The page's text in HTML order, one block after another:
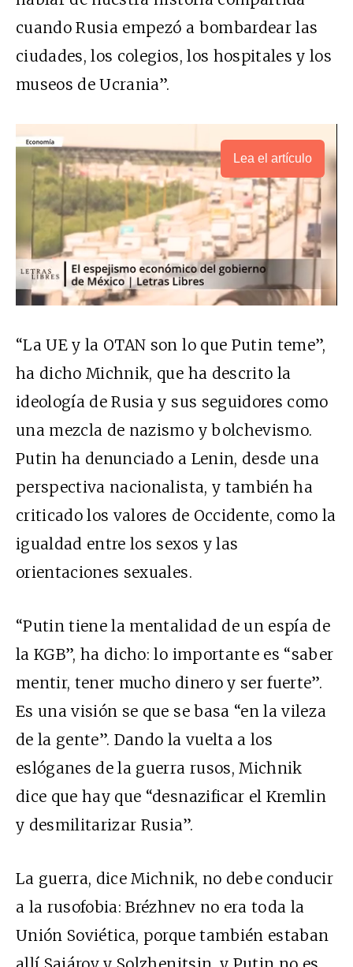
cuando Rusia empezó a bombardear las
ciudades, los colegios, los hospitales y los
museos de Ucrania”.
Lea el artículo
“La UE y la OTAN son lo que Putin teme”,
ha dicho Michnik, que ha descrito la
ideología de Rusia y sus seguidores como
una mezcla de nazismo y bolchevismo.
Putin ha denunciado a Lenin, desde una
perspectiva nacionalista, y también ha
criticado los valores de Occidente, como la
igualdad entre los sexos y las
orientaciones sexuales.
“Putin tiene la mentalidad de un espía de
la KGB”, ha dicho: lo importante es “saber
mentir, tener mucho dinero y ser fuerte”.
Es una visión se que se basa “en la vileza
de la gente”. Dando la vuelta a los
eslóganes de la guerra rusos, Michnik
dice que hay que “desnazificar el Kremlin
y desmilitarizar Rusia”.
La guerra, dice Michnik, no debe conducir
a la rusofobia: Brézhnev no era toda la
Unión Soviética, porque también estaban